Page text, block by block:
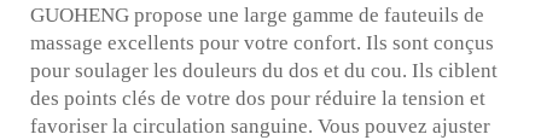
GUOHENG propose une large gamme de fauteuils de
massage excellents pour votre confort. Ils sont conçus
pour soulager les douleurs du dos et du cou. Ils ciblent
des points clés de votre dos pour réduire la tension et
favoriser la circulation sanguine. Vous pouvez ajuster